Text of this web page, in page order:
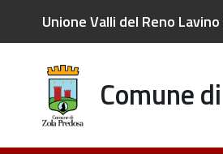
Unione Valli del Reno
Comune